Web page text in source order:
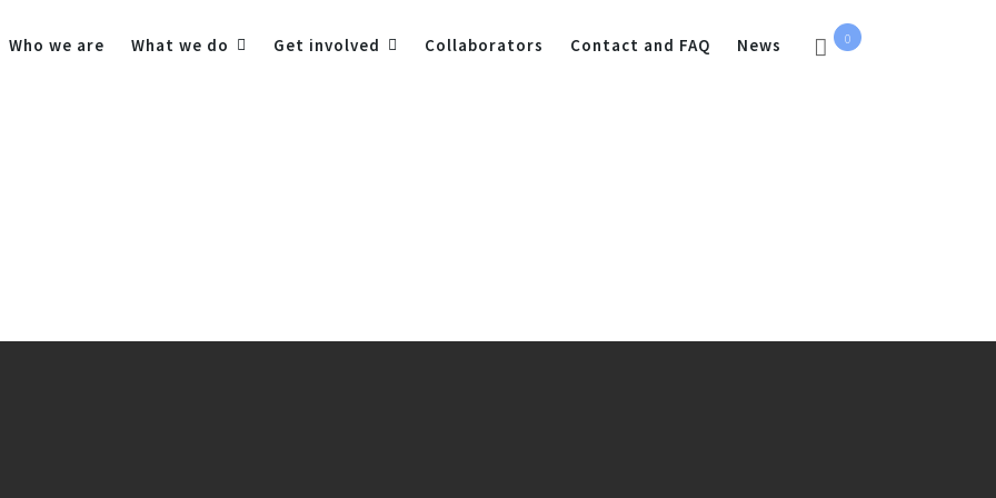
0
Who we are What we do Get involved Collaborators Contact and FAQ News